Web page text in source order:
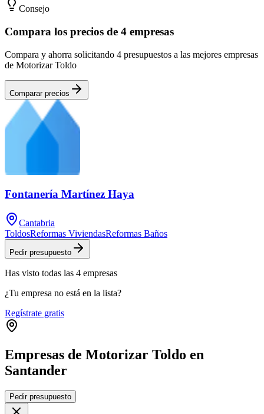
Consejo
Compara los precios de 4 empresas
Compara y ahorra solicitando 4 presupuestos a las mejores empresas
de Motorizar Toldo
Comparar precios
Fontanería Martínez Haya
Cantabria
ToldosReformas ViviendasReformas Baños
Pedir presupuesto
Has visto todas las 4 empresas
¿Tu empresa no está en la lista?
Regístrate gratis
Empresas de Motorizar Toldo en
Santander
+
Pedir presupuesto